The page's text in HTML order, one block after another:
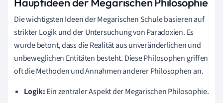
Die wichtigsten Ideen der Megarischen Schule basieren auf
strikter Logik und der Untersuchung von Paradoxien. Es
wurde betont, dass die Realität aus unveränderlichen und
unbeweglichen Entitäten besteht. Diese Philosophen griffen
oft die Methoden und Annahmen anderer Philosophen an.
Logik:Ein zentraler Aspekt der Megarischen Philosophie.